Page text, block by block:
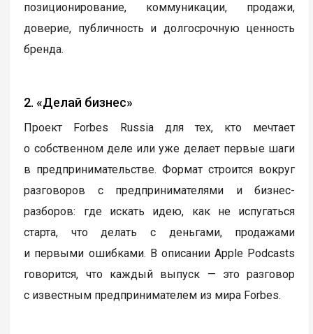
позиционирование, коммуникации, продажи,
доверие, публичность и долгосрочную ценность
бренда.
2. «Делай бизнес»
Проект Forbes Russia для тех, кто мечтает
о собственном деле или уже делает первые шаги
в предпринимательстве. Формат строится вокруг
разговоров с предпринимателями и бизнес-
разборов: где искать идею, как не испугаться
старта, что делать с деньгами, продажами
и первыми ошибками. В описании Apple Podcasts
говорится, что каждый выпуск — это разговор
с известным предпринимателем из мира Forbes.